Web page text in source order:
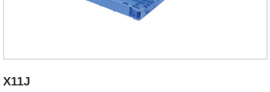
X11J